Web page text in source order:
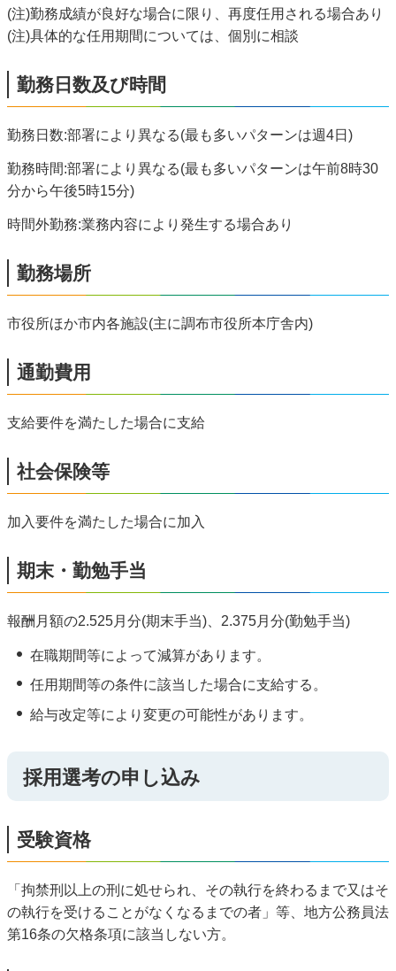
(注)勤務成績が良好な場合に限り、再度任用される場合あり
(注)具体的な任用期間については、個別に相談
勤務日数及び時間
勤務日数:部署により異なる(最も多いパターンは週4日)
勤務時間:部署により異なる(最も多いパターンは午前8時30
分から午後5時15分)
時間外勤務:業務内容により発生する場合あり
勤務場所
市役所ほか市内各施設(主に調布市役所本庁舎内)
通勤費用
支給要件を満たした場合に支給
社会保険等
加入要件を満たした場合に加入
期末・勤勉手当
報酬月額の2.525月分(期末手当)、2.375月分(勤勉手当)
在職期間等によって減算があります。
任用期間等の条件に該当した場合に支給する。
給与改定等により変更の可能性があります。
採用選考の申し込み
受験資格
「拘禁刑以上の刑に処せられ、その執行を終わるまで又はそ
の執行を受けることがなくなるまでの者」等、地方公務員法
第16条の欠格条項に該当しない方。